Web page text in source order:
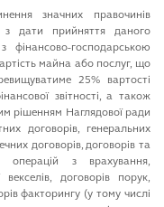
значних правочинів
з дати прийняття даного
фінансово-господарською
майна або послуг, що
25% вартості
звітності, а також
рішенням Наглядової ради
договорів, генеральних
договорів, договорів та
операцій з врахування,
договорів порук,
факторингу (у тому числі